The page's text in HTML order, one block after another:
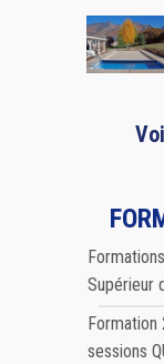
Supérieur
sessions